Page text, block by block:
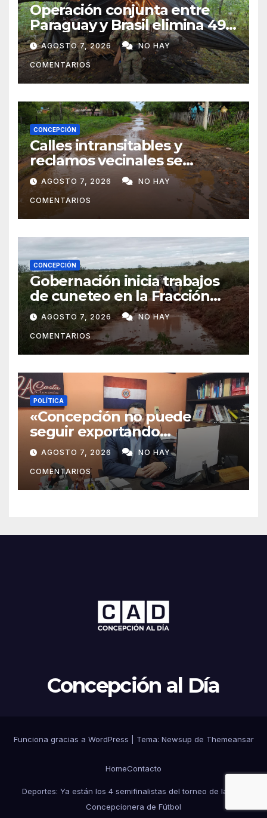
Operación conjunta entre
Paraguay y Brasil elimina 498
toneladas de marihuana en
Amambay
AGOSTO 7, 2026 NO HAY
COMENTARIOS
CONCEPCIÓN
Calles intransitables y
reclamos vecinales se
repiten en barrios de
Concepción
AGOSTO 7, 2026 NO HAY
COMENTARIOS
CONCEPCIÓN
Gobernación inicia trabajos
de cuneteo en la Fracción
José Félix
AGOSTO 7, 2026 NO HAY
COMENTARIOS
POLÍTICA
«Concepción no puede
seguir exportando
juventud»: Lelly Javier Acosta
Silva propone transformar la
ciudad en un polo de
atracción de inversiones
AGOSTO 7, 2026 NO HAY
COMENTARIOS
Concepción al Día
Funciona gracias a WordPress Tema: Newsup de Themeansar
HomeContacto
Deportes: Ya están los 4 semifinalistas del torneo de la Liga
Concepcionera de Fútbol